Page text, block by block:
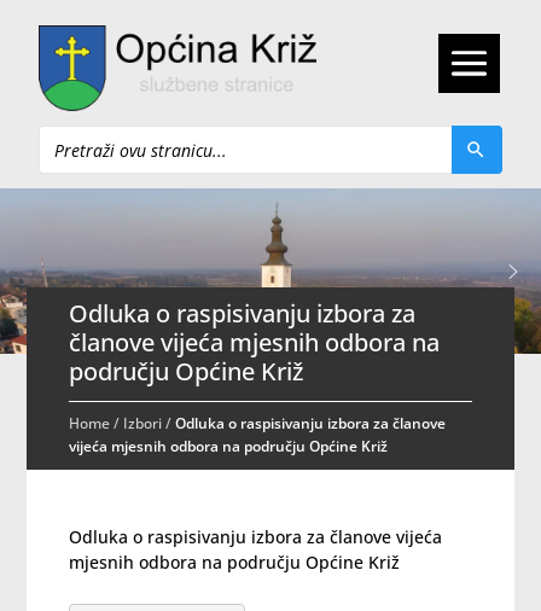
Pretraži
Odluka o raspisivanju izbora za
članove vijeća mjesnih odbora na
području Općine Križ
Home/ Izbori/Odluka o raspisivanju izbora za članove
vijeća mjesnih odbora na području Općine Križ
Odluka o raspisivanju izbora za članove vijeća
mjesnih odbora na području Općine Križ